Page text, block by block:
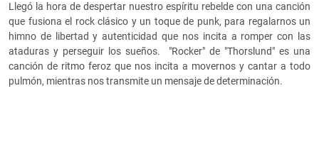
Llegó la hora de despertar nuestro espíritu rebelde con una canción
que fusiona el rock clásico y un toque de punk, para regalarnos un
himno de libertad y autenticidad que nos incita a romper con las
ataduras y perseguir los sueños. "Rocker" de "Thorslund" es una
canción de ritmo feroz que nos incita a movernos y cantar a todo
pulmón, mientras nos transmite un mensaje de determinación.